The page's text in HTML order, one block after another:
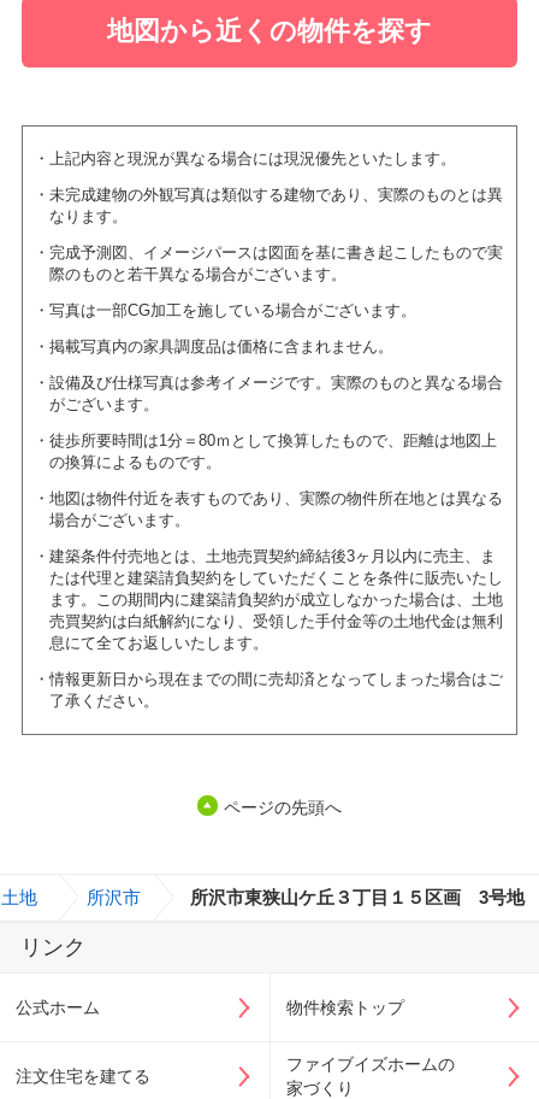
地図から近くの物件を探す
上記内容と現況が異なる場合には現況優先といたします。
未完成建物の外観写真は類似する建物であり、実際のものとは異
なります。
完成予測図、イメージパースは図面を基に書き起こしたもので実
際のものと若干異なる場合がございます。
写真は一部CG加工を施している場合がございます。
掲載写真内の家具調度品は価格に含まれません。
設備及び仕様写真は参考イメージです。実際のものと異なる場合
がございます。
徒歩所要時間は1分＝80ｍとして換算したもので、距離は地図上
の換算によるものです。
地図は物件付近を表すものであり、実際の物件所在地とは異なる
場合がございます。
建築条件付売地とは、土地売買契約締結後3ヶ月以内に売主、ま
たは代理と建築請負契約をしていただくことを条件に販売いたし
ます。この期間内に建築請負契約が成立しなかった場合は、土地
売買契約は白紙解約になり、受領した手付金等の土地代金は無利
息にて全てお返しいたします。
情報更新日から現在までの間に売却済となってしまった場合はご
了承ください。
ページの先頭へ
土地 所沢市 所沢市東狭山ケ丘３丁目１５区画 3号地
リンク
公式ホーム 物件検索トップ
注文住宅を建てる
ファイブイズホームの
家づくり